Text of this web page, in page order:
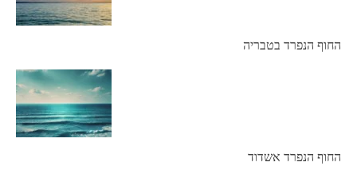
החוף הנפרד בטבריה
החוף הנפרד אשדוד